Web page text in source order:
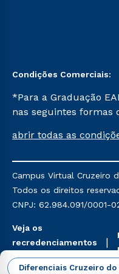
Diferenciais Cruzeiro do
Condições Comerciais:
*Para a Graduação
nas seguintes formas
Já para as demais, a
mencionadas são
Religioso, Geografia
do Ensino de História:
abrir todas as
Campus Virtual Cruzeiro
Todos os direitos
CNPJ: 62.984.091/0001-
Veja os
recredenciamentos
aqui